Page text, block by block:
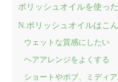
ポリッシュオイルを使っ
N.ポリッシュオイルはこ
ウェットな質感にしたい
ヘアアレンジをよくする
ショートやボブ、ミディ